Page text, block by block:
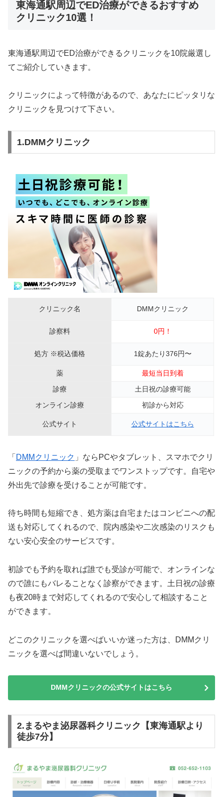
東海通駅周辺でED治療ができるおすすめ
クリニック10選！
東海通駅周辺でED治療ができるクリニックを10院厳選し
てご紹介していきます。
クリニックによって特徴があるので、あなたにピッタリな
クリニックを見つけて下さい。
1.DMMクリニック
クリニック名 DMMクリニック
診察料 0円！
処方 ※税込価格 1錠あたり376円〜
薬
最短当日到着
診療
土日祝の診療可能
オンライン診療
初診から対応
公式サイト 公式サイトはこちら
「 DMMクリニック 」ならPCやタブレット、スマホでクリ
ニックの予約から薬の受取までワンストップです。自宅や
外出先で診療を受けることが可能です。
待ち時間も短縮でき、処方薬は自宅またはコンビニへの配
送も対応してくれるので、院内感染や二次感染のリスクも
ない安心安全のサービスです。
初診でも予約を取れば誰でも受診が可能で、オンラインな
ので誰にもバレることなく診察ができます。土日祝の診療
も夜20時まで対応してくれるので安心して相談すること
ができます。
どこのクリニックを選べばいいか迷った方は、DMMクリ
ニックを選べば間違いないでしょう。
DMMクリニックの公式サイトはこちら
2.まるやま泌尿器科クリニック【東海通駅より
徒歩7分】